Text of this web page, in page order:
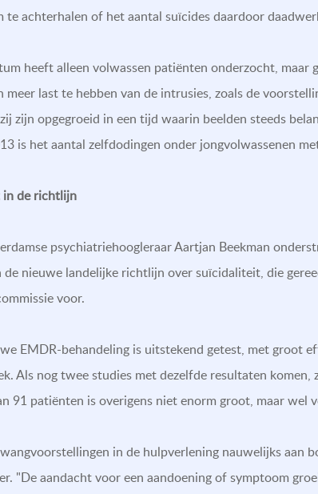
te achterhalen of het aantal suïcides daardoor
heeft alleen volwassen patiënten onderzocht, maar
meer last te hebben van de intrusies, zoals de
zijn opgegroeid in een tijd waarin beelden steeds
is het aantal zelfdodingen onder jongvolwassenen
in de richtlijn
psychiatriehoogleraar Aartjan Beekman
de nieuwe landelijke richtlijn over suïcidaliteit, die
voor.
EMDR-behandeling is uitstekend getest, met groot
Als nog twee studies met dezelfde resultaten
91 patiënten is overigens niet enorm groot, maar wel
in de hulpverlening nauwelijks aan
"De aandacht voor een aandoening of symptoom